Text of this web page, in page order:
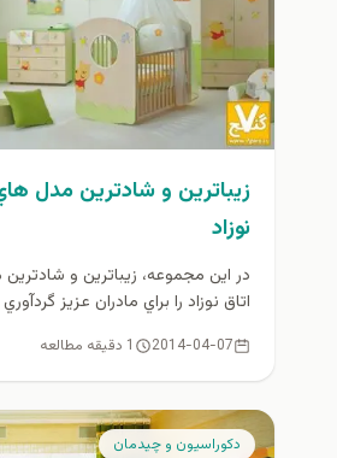
زيباترين و شادترين مدل
نوزاد
در اين مجموعه، زيباترين و
اتاق نوزاد را براي مادران عزيز
2014-04-07 1 دقیقه مطالعه
دكوراسيون و چيدمان